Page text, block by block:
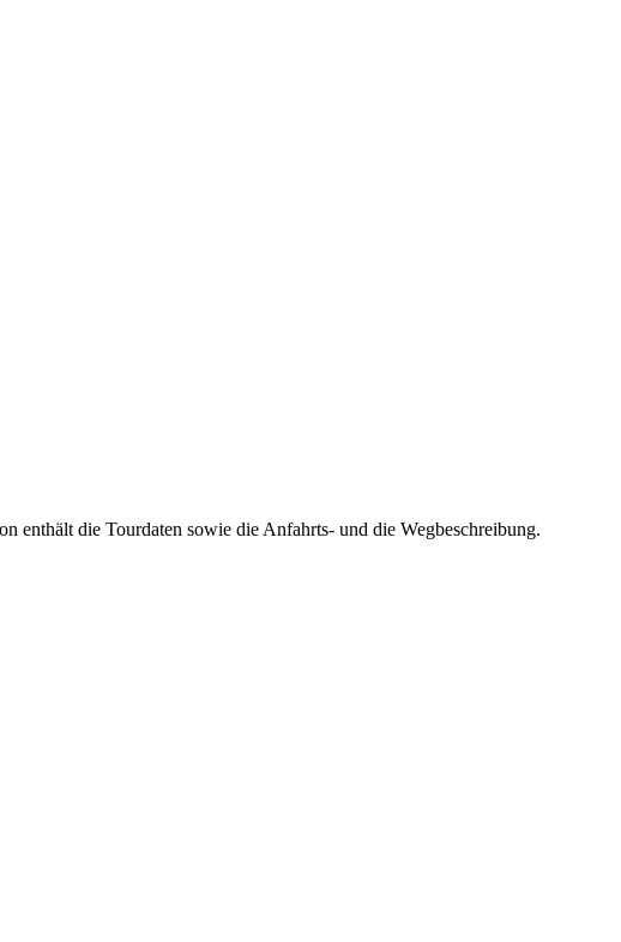
enthält die Tourdaten sowie die Anfahrts- und die Wegbeschreibung.